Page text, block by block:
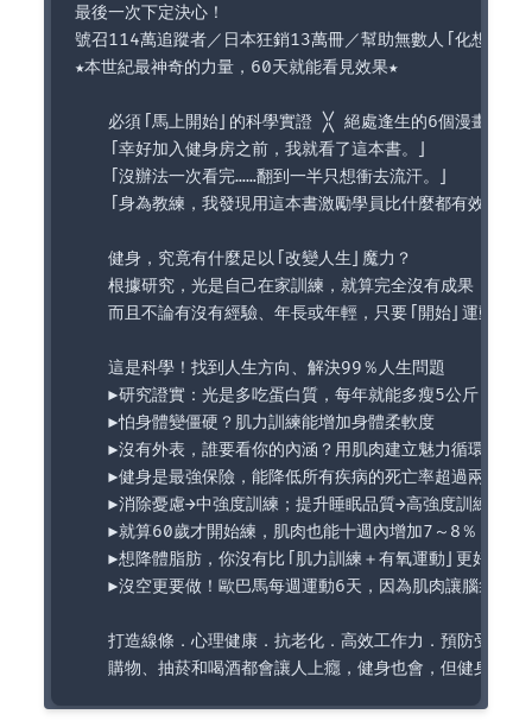
最後一次下定決心！
號召114萬追蹤者／日本狂銷13萬冊／幫助無數人「化想法為
★本世紀最神奇的力量，60天就能看見效果★
必須「馬上開始」的科學實證 ╳ 絕處逢生的6個漫畫實錄
「幸好加入健身房之前，我就看了這本書。」
「沒辦法一次看完……翻到一半只想衝去流汗。」
「身為教練，我發現用這本書激勵學員比什麼都有效。」
健身，究竟有什麼足以「改變人生」魔力？
根據研究，光是自己在家訓練，就算完全沒有成果，居然
而且不論有沒有經驗、年長或年輕，只要「開始」運動，
這是科學！找到人生方向、解決99％人生問題
►研究證實：光是多吃蛋白質，每年就能多瘦5公斤
►怕身體變僵硬？肌力訓練能增加身體柔軟度
►沒有外表，誰要看你的內涵？用肌肉建立魅力循環
►健身是最強保險，能降低所有疾病的死亡率超過兩成
►消除憂慮→中強度訓練；提升睡眠品質→高強度訓練
►就算60歲才開始練，肌肉也能十週內增加7～8％
►想降體脂肪，你沒有比「肌力訓練＋有氧運動」更好的選
►沒空更要做！歐巴馬每週運動6天，因為肌肉讓腦袋更有
打造線條．心理健康．抗老化．高效工作力．預防受傷．